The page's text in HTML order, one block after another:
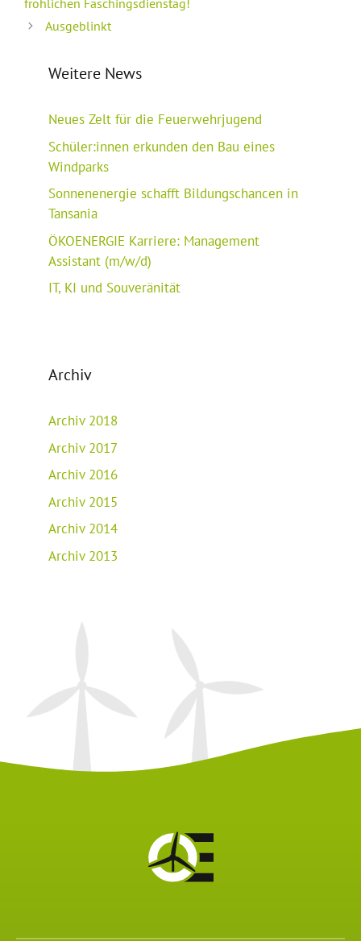
fröhlichen Faschingsdienstag!
Ausgeblinkt
Weitere News
Neues Zelt für die Feuerwehrjugend
Schüler:innen erkunden den Bau eines
Windparks
Sonnenenergie schafft Bildungschancen in
Tansania
ÖKOENERGIE Karriere: Management
Assistant (m/w/d)
IT, KI und Souveränität
Archiv
Archiv 2018
Archiv 2017
Archiv 2016
Archiv 2015
Archiv 2014
Archiv 2013